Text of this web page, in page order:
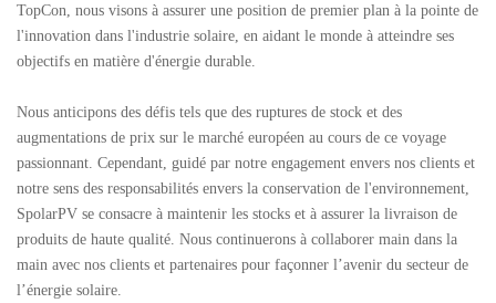
TopCon, nous visons à assurer une position de premier plan à la pointe de
l'innovation dans l'industrie solaire, en aidant le monde à atteindre ses
objectifs en matière d'énergie durable.
Nous anticipons des défis tels que des ruptures de stock et des
augmentations de prix sur le marché européen au cours de ce voyage
passionnant. Cependant, guidé par notre engagement envers nos clients et
notre sens des responsabilités envers la conservation de l'environnement,
SpolarPV se consacre à maintenir les stocks et à assurer la livraison de
produits de haute qualité. Nous continuerons à collaborer main dans la
main avec nos clients et partenaires pour façonner l’avenir du secteur de
l’énergie solaire.